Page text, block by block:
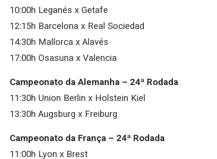
10:00h Leganés x Getafe
12:15h Barcelona x Real Sociedad
14:30h Mallorca x Alavés
17:00h Osasuna x Valencia
Campeonato da Alemanha – 24ª Rodada
11:30h Union Berlin x Holstein Kiel
13:30h Augsburg x Freiburg
Campeonato da França – 24ª Rodada
11:00h Lyon x Brest